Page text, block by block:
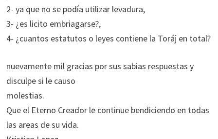
2- ya que no se podía utilizar levadura,
3- ¿es licito embriagarse?,
4- ¿cuantos estatutos o leyes contiene la Toráj en total?
nuevamente mil gracias por sus sabias respuestas y
disculpe si le causo
molestias.
Que el Eterno Creador le continue bendiciendo en todas
las areas de su vida.